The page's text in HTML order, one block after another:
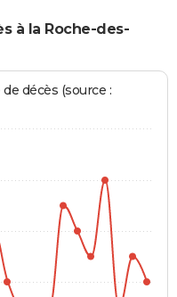
à la Roche-des-
décès (source :